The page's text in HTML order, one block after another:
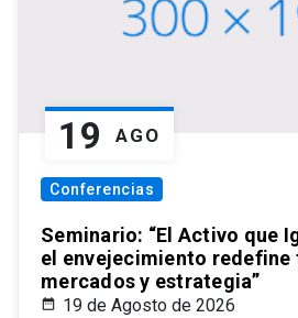
19 AGO
Conferencias
Seminario: “El Activo que
el envejecimiento redefine
mercados y estrategia”
19 de Agosto de 2026